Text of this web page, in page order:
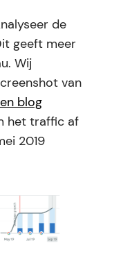
de
geeft meer
Wij
van
blog
het traffic af
2019